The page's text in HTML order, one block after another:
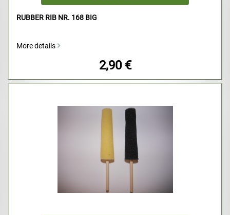
RUBBER RIB NR. 168 BIG
More details
2,90 €